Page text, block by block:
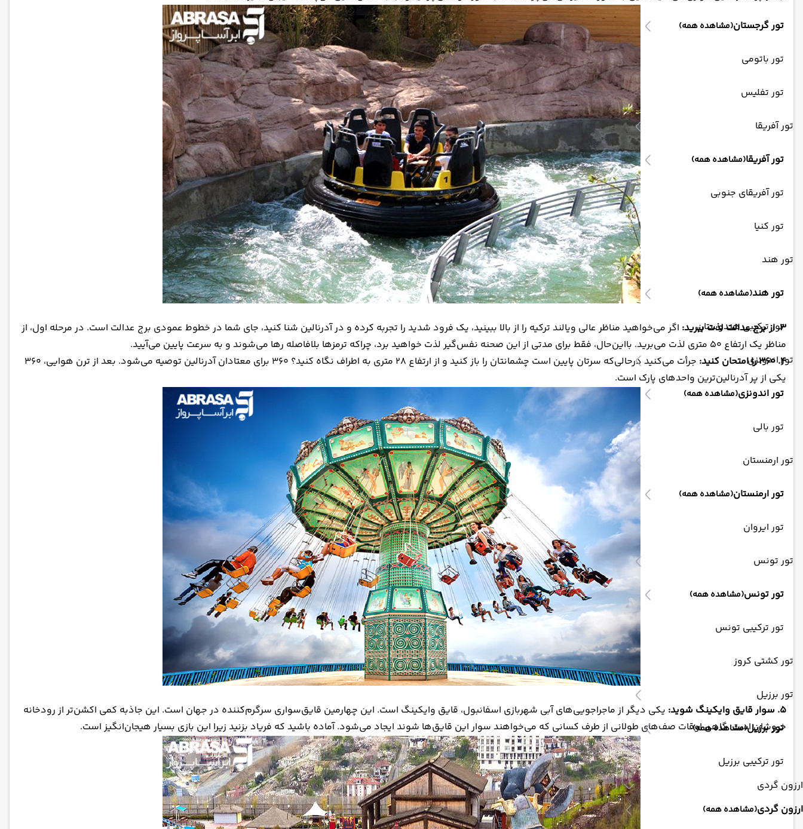
تور گرجستان(مشاهده همه)
تور باتومی
تور تفلیس
تور آفریقا
تور آفریقا(مشاهده همه)
تور آفریقای جنوبی
تور کنیا
تور هند
تور هند(مشاهده همه)
تور ترکیبی هندوستان
تور اندونزی
تور اندونزی(مشاهده همه)
تور بالی
تور ارمنستان
تور ارمنستان(مشاهده همه)
تور ایروان
تور تونس
تور تونس(مشاهده همه)
تور ترکیبی تونس
تور کشتی کروز
تور برزیل
تور برزیل(مشاهده همه)
تور ترکیبی برزیل
ارزون گردی
ارزون گردی(مشاهده همه)
۳. از برج عدالت لذت ببرید:
اگر می‌خواهید مناظر عالی ویالند ترکیه را از بالا ببینید، یک فرود شدید را تجربه کرده و در آدرنالین شنا کنید، جای شما در خطوط عمودی برج عدالت است. در مرحله اول، از
مناظر یک ارتفاع ۵۰ متری لذت می‌برید. بااین‌حال، فقط برای مدتی از این صحنه نفس‌گیر لذت خواهید برد، چراکه ترمزها بلافاصله رها می‌شوند و به سرعت پایین می‌آیید.
۴. ۳۶۰ را امتحان کنید:
جرأت می‌کنید درحالی‌که سرتان پایین است چشمانتان را باز کنید و از ارتفاع ۲۸ متری به اطراف نگاه کنید؟ ۳۶۰ برای معتادان آدرنالین توصیه می‌شود. بعد از ترن هوایی، ۳۶۰
یکی از پر آدرنالین‌ترین واحدهای پارک است.
۵. سوار قایق وایکینگ شوید:
یکی دیگر از ماجراجویی‌های آبی شهربازی اسفانبول، قایق وایکینگ است. این چهارمین قایق‌سواری سرگرم‌کننده در جهان است. این جاذبه کمی اکشن‌تر از رودخانه
خروشان است. گاهی اوقات صف‌های طولانی از طرف کسانی که می‌خواهند سوار این قایق‌ها شوند ایجاد می‌شود. آماده باشید که فریاد بزنید زیرا این بازی بسیار هیجان‌انگیز است.